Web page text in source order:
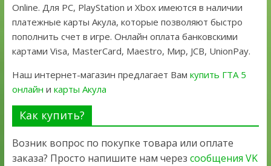
Online. Для PC, PlayStation и Xbox имеются в наличии
платежные карты Акула, которые позволяют быстро
пополнить счет в игре. Онлайн оплата банковскими
картами Visa, MasterCard, Maestro, Мир, JCB, UnionPay.
Наш интернет-магазин предлагает Вам купить ГТА 5
онлайн и карты Акула
Как купить?
Возник вопрос по покупке товара или оплате
заказа? Просто напишите нам через сообщения VK